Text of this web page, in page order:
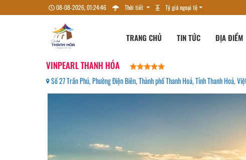
08-08-2026, 01:24:48 Thời tiết Tỷ giá ngoại tệ
TRANG CHỦ TIN TỨC ĐỊA ĐIỂM
VINPEARL THANH HÓA
Số 27 Trần Phú, Phường Điện Biên, Thành phố Thanh Hoá, Tỉnh Thanh Hoá,